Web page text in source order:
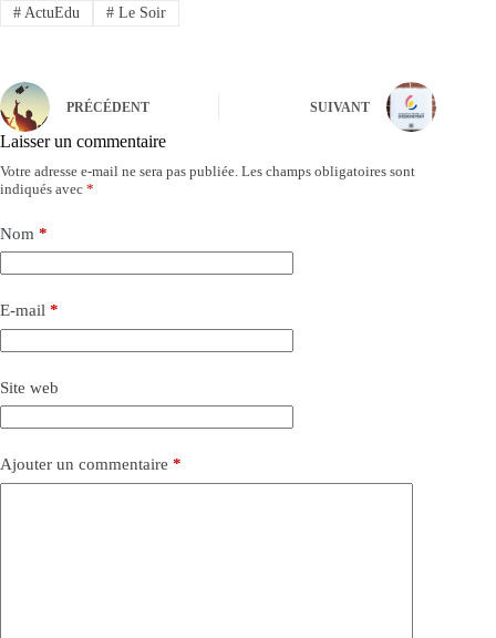
#ActuEdu #Le Soir
PRÉCÉDENT SUIVANT
Laisser un commentaire
Votre adresse e-mail ne sera pas publiée. Les champs obligatoires sont
indiqués avec *
Nom *
E-mail *
Site web
Ajouter un commentaire *